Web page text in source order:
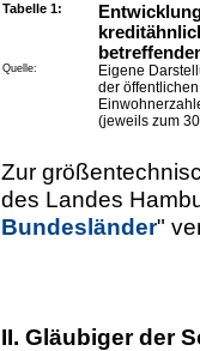
Tabelle 1:
Quelle:
Eigene
der
(jeweils zum
Zur
des Landes
Bundesländer"
II. Gläubiger der